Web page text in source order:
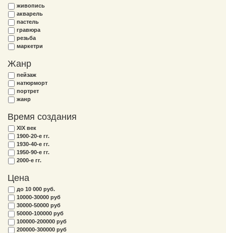
живопись
акварель
пастель
гравюра
резьба
маркетри
Жанр
пейзаж
натюрморт
портрет
жанр
Время создания
XIX век
1900-20-е гг.
1930-40-е гг.
1950-90-е гг.
2000-е гг.
Цена
до 10 000 руб.
10000-30000 руб
30000-50000 руб
50000-100000 руб
100000-200000 руб
200000-300000 руб